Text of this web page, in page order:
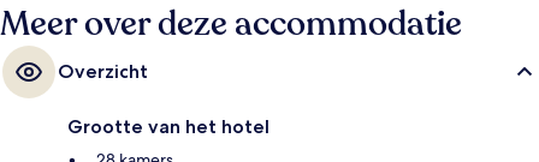
Meer over deze accommodatie
Overzicht
Grootte van het hotel